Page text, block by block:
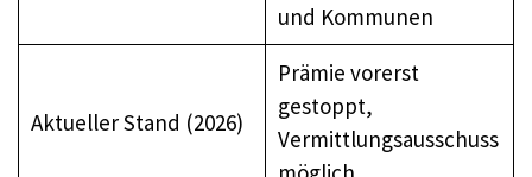
und Kommunen
Aktueller Stand (2026)
Prämie vorerst
gestoppt,
Vermittlungsausschuss